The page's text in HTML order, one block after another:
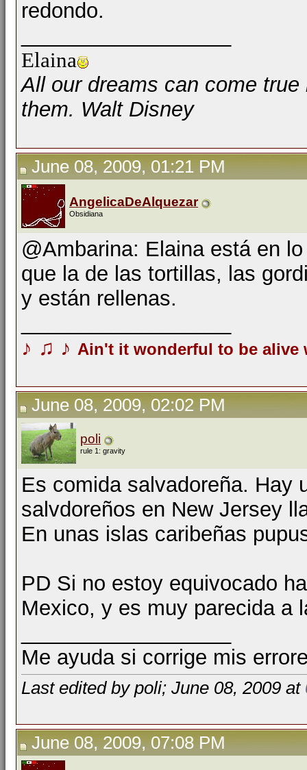
redondo.
Elaina
All our dreams can come
them. Walt Disney
June 08, 2009, 01:21 PM
AngelicaDeAlquezar
Obsidiana
@Ambarina: Elaina está en
que la de las tortillas, las
y están rellenas.
♪ ♫ ♪ Ain't it wonderful to be
June 08, 2009, 02:02 PM
poli
rule 1: gravity
Es comida salvadoreña. Hay
salvdoreños en New Jersey
En unas islas caribeñas
PD Si no estoy equivocado
Mexico, y es muy parecida a
Me ayuda si corrige mis
Last edited by poli; June 08, 2009 at
June 08, 2009, 07:08 PM